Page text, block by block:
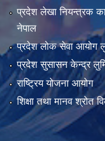
प्रदेश लेखा नियन्त्रक
नेपाल
प्रदेश लोक सेवा आयोग
प्रदेश सुसासन केन्द्र
राष्ट्रिय योजना आयोग
शिक्षा तथा मानव श्रोत